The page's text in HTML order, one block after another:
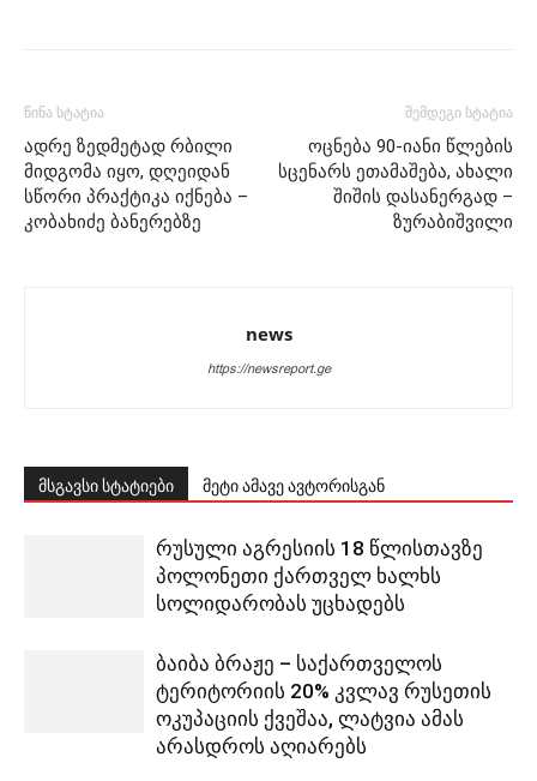
წინა სტატია
ადრე ზედმეტად რბილი
მიდგომა იყო, დღეიდან
სწორი პრაქტიკა იქნება –
კობახიძე ბანერებზე
შემდეგი სტატია
ოცნება 90-იანი წლების
სცენარს ეთამაშება, ახალი
შიშის დასანერგად –
ზურაბიშვილი
news
https://newsreport.ge
მსგავსი სტატიები მეტი ამავე ავტორისგან
რუსული აგრესიის 18 წლისთავზე
პოლონეთი ქართველ ხალხს
სოლიდარობას უცხადებს
ბაიბა ბრაჟე – საქართველოს
ტერიტორიის 20% კვლავ რუსეთის
ოკუპაციის ქვეშაა, ლატვია ამას
არასდროს აღიარებს